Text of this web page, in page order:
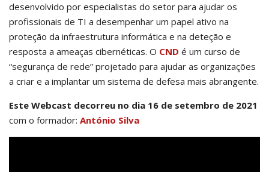
desenvolvido por especialistas do setor para ajudar os
profissionais de TI a desempenhar um papel ativo na
proteção da infraestrutura informática e na deteção e
resposta a ameaças cibernéticas. O CND é um curso de
“segurança de rede” projetado para ajudar as organizações
a criar e a implantar um sistema de defesa mais abrangente.
Este Webcast decorreu no dia 16 de setembro de 2021
com o formador: António Silva